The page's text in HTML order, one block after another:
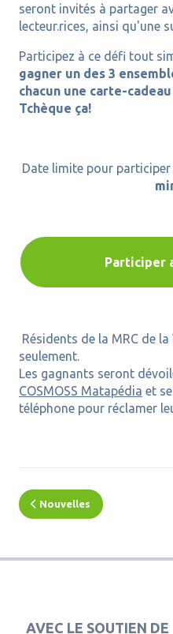
seront invités à partager
lecteur.rices, ainsi qu'une
Participez à ce défi tout
gagner un des 3
chacun une carte-
Tchèque ça!
Date limite pour participer
Participer
Résidents de la MRC de
seulement.
Les gagnants seront
COSMOSS Matapédia et
téléphone pour réclamer
Nouvelles
AVEC LE SOUTIEN DE